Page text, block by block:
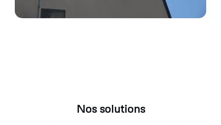
Nos solutions